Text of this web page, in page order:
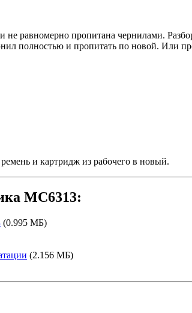
не равномерно пропитана чернилами.
полностью и пропитать по новой. Или
и картридж из рабочего в новый.
МС6313:
(0.995 МБ)
(2.156 МБ)